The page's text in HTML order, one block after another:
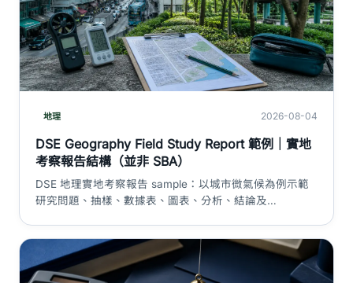
地理 2026-08-04
DSE Geography Field Study Report 範例｜實地
考察報告結構（並非 SBA）
DSE 地理實地考察報告 sample：以城市微氣候為例示範
研究問題、抽樣、數據表、圖表、分析、結論及